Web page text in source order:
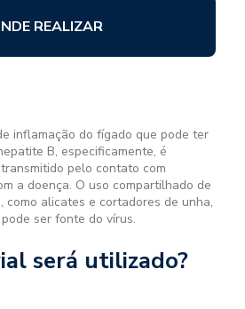
REALIZAR
inflamação do fígado que pode ter
B, especificamente, é
pelo contato com
a doença. O uso compartilhado de
como alicates e cortadores de unha,
ser fonte do vírus.
será utilizado?